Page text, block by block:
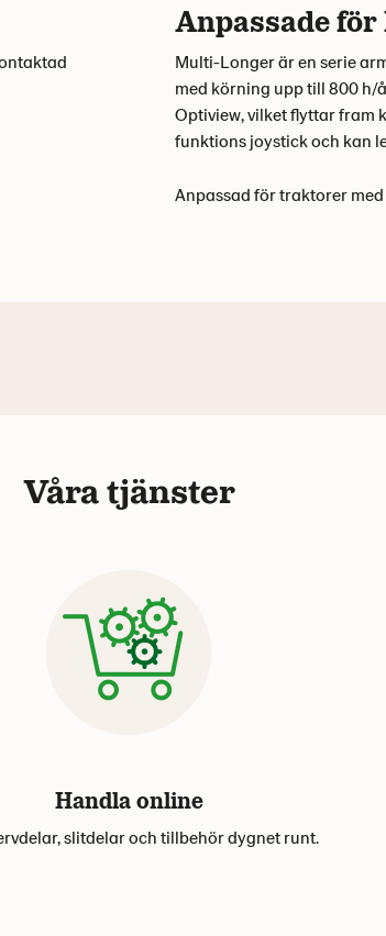
Anpassade
Multi-Longer är en serie
med körning upp till 800 h/
Optiview, vilket flyttar fram
funktions joystick och kan
Anpassad för traktorer med
Våra tjänster
Handla online
slitdelar och tillbehör dygnet runt.